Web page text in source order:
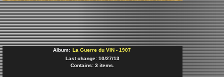
Album: La Guerre du VIN - 1907
Last change: 10/27/13
Contains: 3 items.